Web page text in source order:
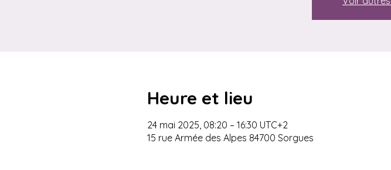
Heure et lieu
24 mai 2025, 08:20 – 16:30 UTC+2
15 rue Armée des Alpes 84700 Sorgues